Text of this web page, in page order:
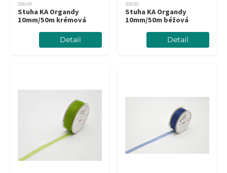
35649
Stuha KA Organdy
10mm/50m krémová
Detail
35650
Stuha KA Organdy
10mm/50m béžová
Detail